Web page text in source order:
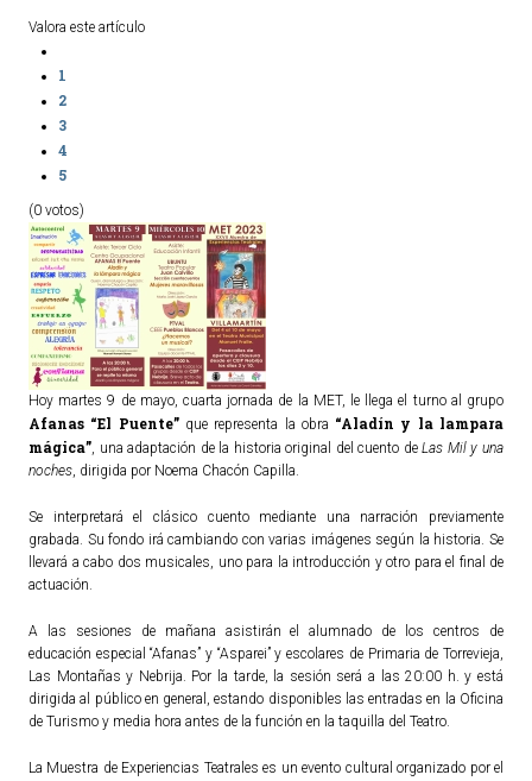
Valora este artículo
1
2
3
4
5
(0 votos)
Hoy martes 9 de mayo, cuarta jornada de la MET, le llega el turno al grupo
Afanas “El Puente”que representa la obra “Aladín y la lampara
mágica”, una adaptación de la historia original del cuento deLas Mil y una
noches, dirigida por Noema Chacón Capilla.
Se interpretará el clásico cuento mediante una narración previamente
grabada. Su fondo irá cambiando con varias imágenes según la historia. Se
llevará a cabo dos musicales, uno para la introducción y otro para el final de
actuación.
A las sesiones de mañana asistirán el alumnado de los centros de
educación especial “Afanas” y “Asparei” y escolares de Primaria de Torrevieja,
Las Montañas y Nebrija. Por la tarde, la sesión será a las 20:00 h. y está
dirigida al público en general, estando disponibles las entradas en la Oficina
de Turismo y media hora antes de la función en la taquilla del Teatro.
La Muestra de Experiencias Teatrales es un evento cultural organizado por el